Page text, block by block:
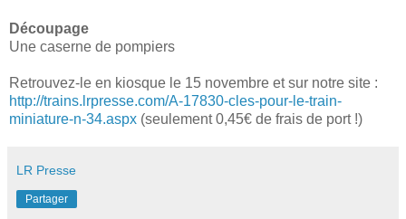
Découpage
Une caserne de pompiers
Retrouvez-le en kiosque le 15 novembre et sur notre site :
http://trains.lrpresse.com/A-17830-cles-pour-le-train-
miniature-n-34.aspx (seulement 0,45€ de frais de port !)
LR Presse
Partager